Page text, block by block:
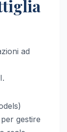
ad
gestire